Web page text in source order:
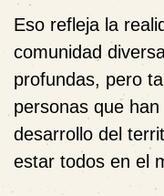
Eso refleja la
comunidad
profundas, pero
personas que
desarrollo del
estar todos en el